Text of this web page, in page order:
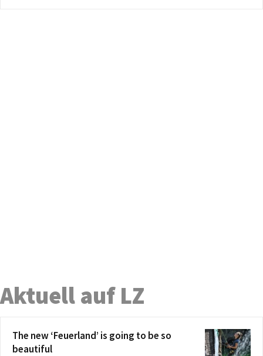
Aktuell auf LZ
The new ‘Feuerland’ is going to be so
beautiful